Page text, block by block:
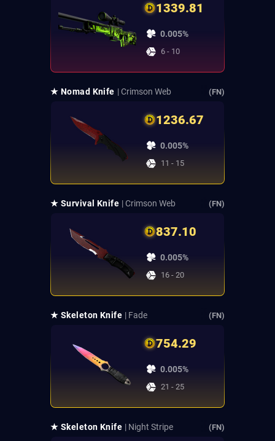
1339.81
0.005%
6 - 10
★ Nomad Knife | Crimson Web (FN)
1236.67
0.005%
11 - 15
★ Survival Knife | Crimson Web (FN)
837.10
0.005%
16 - 20
★ Skeleton Knife | Fade (FN)
754.29
0.005%
21 - 25
★ Skeleton Knife | Night Stripe (FN)